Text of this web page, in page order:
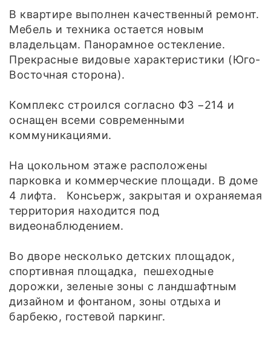
В квартире выполнен качественный ремонт.
Мебель и техника остается новым
владельцам. Панорамное остекление.
Прекрасные видовые характеристики (Юго-
Восточная сторона).
Комплекс строился согласно ФЗ −214 и
оснащен всеми современными
коммуникациями.
На цокольном этаже расположены
парковка и коммерческие площади. В доме
4 лифта. Консьерж, закрытая и охраняемая
территория находится под
видеонаблюдением.
Во дворе несколько детских площадок,
спортивная площадка, пешеходные
дорожки, зеленые зоны с ландшафтным
дизайном и фонтаном, зоны отдыха и
барбекю, гостевой паркинг.